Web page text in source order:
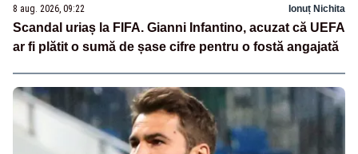
8 aug. 2026, 09:22 Ionuț Nichita
Scandal uriaș la FIFA. Gianni Infantino, acuzat că UEFA
ar fi plătit o sumă de șase cifre pentru o fostă angajată